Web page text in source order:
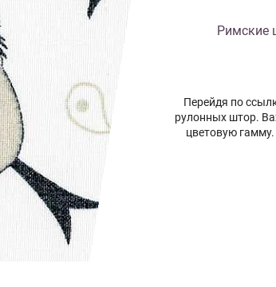
Римские
Перейдя по
рулонных штор.
цветовую